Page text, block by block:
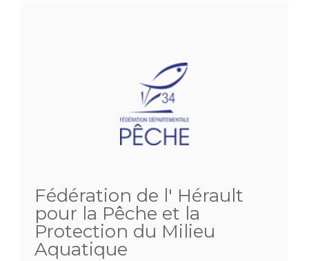
Fédération de l' Hérault
pour la Pêche et la
Protection du Milieu
Aquatique